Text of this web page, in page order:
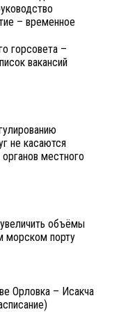
– временное
горсовета –
вакансий
не касаются
местного
объёмы
морском порту
Орловка – Исакча